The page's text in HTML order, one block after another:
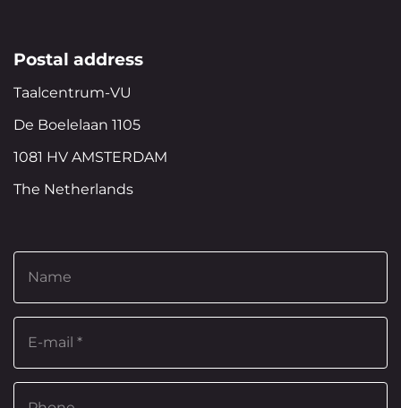
Postal address
Taalcentrum-VU
De Boelelaan 1105
1081 HV AMSTERDAM
The Netherlands